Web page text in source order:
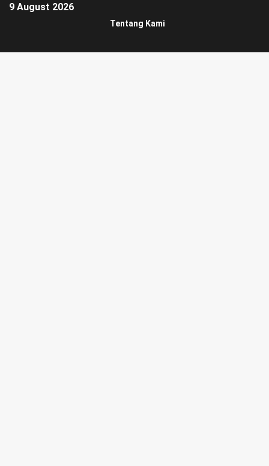
9 August 2026
Tentang Kami